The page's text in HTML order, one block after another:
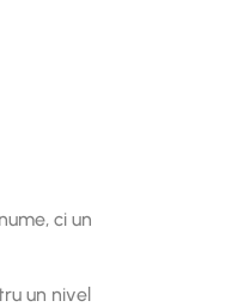
ci un
un nivel